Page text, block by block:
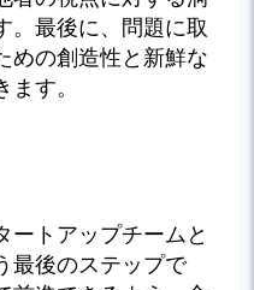
。最後に、問題に取
めの創造性と新鮮な
す。
ートアップチームと
最後のステップで